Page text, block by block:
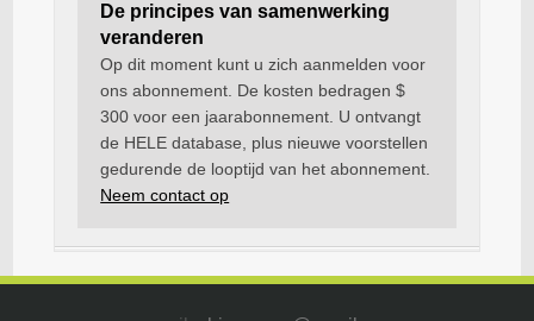
De principes van samenwerking
veranderen
Op dit moment kunt u zich aanmelden voor
ons abonnement. De kosten bedragen $
300 voor een jaarabonnement. U ontvangt
de HELE database, plus nieuwe voorstellen
gedurende de looptijd van het abonnement.
Neem contact op